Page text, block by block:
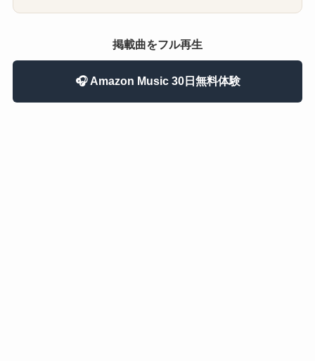
掲載曲をフル再生
🎧 Amazon Music 30日無料体験